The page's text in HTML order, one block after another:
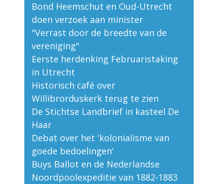
Bond Heemschut en Oud-Utrecht
doen verzoek aan minister
"Verrast door de breedte van de
vereniging"
Eerste herdenking Februaristaking
in Utrecht
Historisch café over
Willibrorduskerk terug te zien
De Stichtse Landbrief in kasteel De
Haar
Debat over het 'kolonialisme van
goede bedoelingen'
Buys Ballot en de Nederlandse
Noordpoolexpeditie van 1882-1883